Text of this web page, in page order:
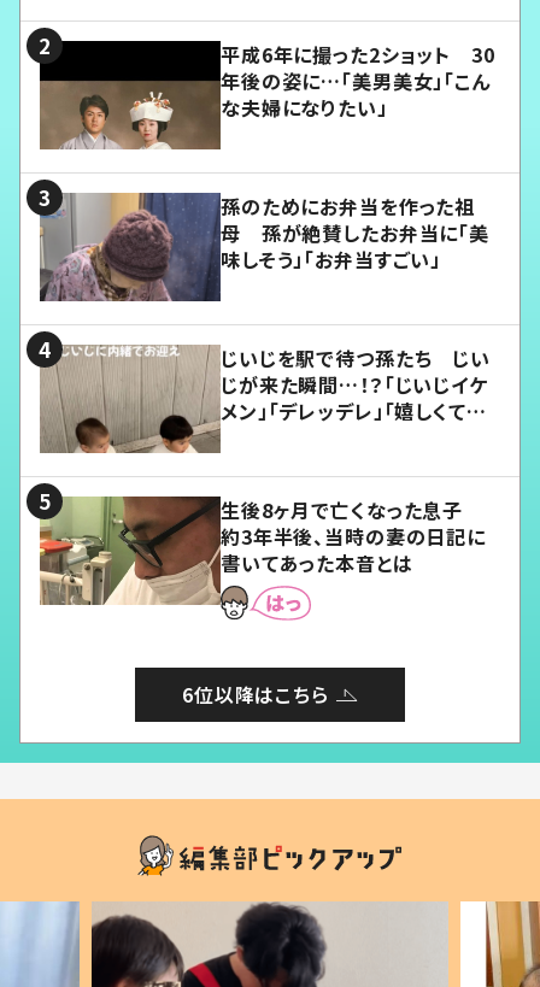
平成6年に撮った2ショット 30
年後の姿に…「美男美女」「こん
な夫婦になりたい」
孫のためにお弁当を作った祖
母 孫が絶賛したお弁当に「美
味しそう」「お弁当すごい」
じいじを駅で待つ孫たち じい
じが来た瞬間…！？「じいじイケ
メン」「デレッデレ」「嬉しくて可
生後8ヶ月で亡くなった息子
約3年半後、当時の妻の日記に
書いてあった本音とは
6位以降はこちら